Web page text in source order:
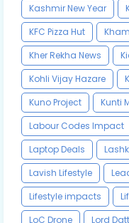
Kashmir New Year
KFC Pizza Hut
Kher Rekha News
Kohli Vijay Hazare
Kuno Project
Kunti
Labour Codes Impact
Laptop Deals
Lavish Lifestyle
Lifestyle impacts
LoC Drone
Lord